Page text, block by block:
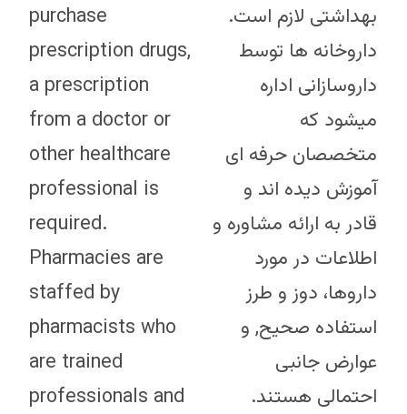
purchase
prescription drugs,
a prescription
from a doctor or
other healthcare
professional is
required.
Pharmacies are
staffed by
pharmacists who
are trained
professionals and
بهداشتی لازم است.
داروخانه ها توسط
داروسازانی اداره
میشود که
متخصصان حرفه ای
آموزش دیده اند و
قادر به ارائه مشاوره و
اطلاعات در مورد
داروها، دوز و طرز
استفاده صحیح, و
عوارض جانبی
احتمالی هستند.